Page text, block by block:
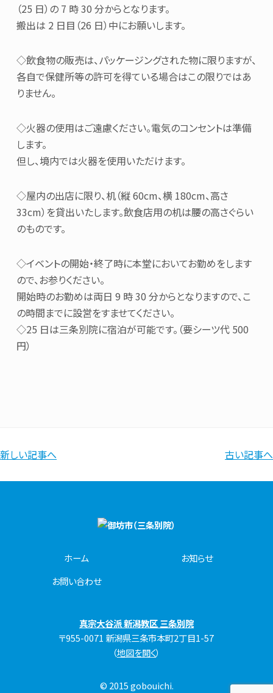
（25 日）の 7 時 30 分からとなります。
搬出は 2 日目（26 日）中にお願いします。
◇飲食物の販売は、パッケージングされた物に限りますが、
各自で保健所等の許可を得ている場合はこの限りではあ
りません。
◇火器の使用はご遠慮ください。電気のコンセントは準備
します。
但し、境内では火器を使用いただけます。
◇屋内の出店に限り、机（縦 60cm、横 180cm、高さ
33cm）を貸出いたします。飲食店用の机は腰の高さぐらい
のものです。
◇イベントの開始・終了時に本堂においてお勤めをします
ので、お参りください。
開始時のお勤めは両日 9 時 30 分からとなりますので、こ
の時間までに設営をすませてください。
◇25 日は三条別院に宿泊が可能です。（要シーツ代 500
円）
新しい記事へ 古い記事へ
ホーム
お知らせ
お問い合わせ
真宗大谷派 新潟教区 三条別院
〒955-0071 新潟県三条市本町2丁目1-57
（地図を開く）
© 2015gobouichi.